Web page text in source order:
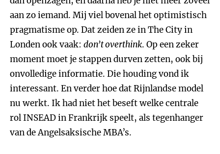
aan zo iemand. Mij viel bovenal het optimistisch
pragmatisme op. Dat zeiden ze in The City in
Londen ook vaak: don’t overthink. Op een zeker
moment moet je stappen durven zetten, ook bij
onvolledige informatie. Die houding vond ik
interessant. En verder hoe dat Rijnlandse model
nu werkt. Ik had niet het beseft welke centrale
rol INSEAD in Frankrijk speelt, als tegenhanger
van de Angelsaksische MBA’s.